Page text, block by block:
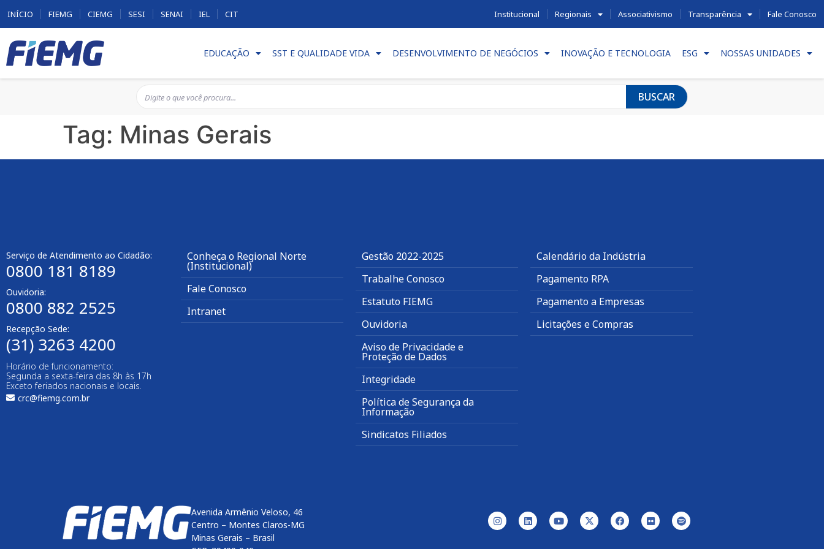
INÍCIO FIEMG CIEMG SESI SENAI IEL CIT Institucional Regionais Associativismo Transparência Fale Conosco
EDUCAÇÃO SST E QUALIDADE VIDA DESENVOLVIMENTO DE NEGÓCIOS INOVAÇÃO E TECNOLOGIA ESG NOSSAS UNIDADES
BUSCAR
Tag: Minas Gerais
Serviço de Atendimento ao Cidadão:
0800 181 8189
Ouvidoria:
0800 882 2525
Recepção Sede:
(31) 3263 4200
Horário de funcionamento:
Segunda a sexta-feira das 8h às 17h
Exceto feriados nacionais e locais.
crc@fiemg.com.br
Conheça o Regional Norte
(Institucional)
Fale Conosco
Intranet
Gestão 2022-2025
Trabalhe Conosco
Estatuto FIEMG
Ouvidoria
Aviso de Privacidade e
Proteção de Dados
Integridade
Política de Segurança da
Informação
Sindicatos Filiados
Calendário da Indústria
Pagamento RPA
Pagamento a Empresas
Licitações e Compras
Avenida Armênio Veloso, 46
Centro – Montes Claros-MG
Minas Gerais – Brasil